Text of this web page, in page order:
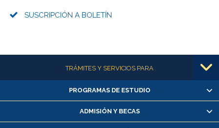
SUSCRIPCIÓN A BOLETÍN
Más informaciónTRÁMITES Y SERVICIOS PARA
Alumnas/os y exalumnas/os
Matrícula en línea
Inscripción y cambio de asignaturas
PROGRAMAS DE ESTUDIO
ADMISIÓN Y BECAS